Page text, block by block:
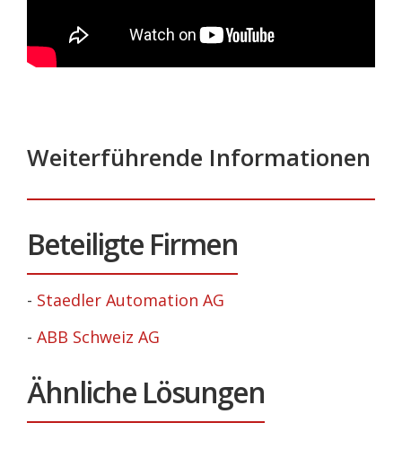
Weiterführende Informationen
Beteiligte Firmen
- Staedler Automation AG
- ABB Schweiz AG
Ähnliche Lösungen